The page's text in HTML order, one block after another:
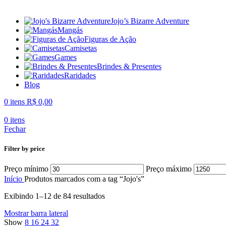
Jojo’s Bizarre Adventure
Mangás
Figuras de Ação
Camisetas
Games
Brindes & Presentes
Raridades
Blog
0 itens R$ 0,00
0 itens
Fechar
Filter by price
Preço mínimo Preço máximo
Início Produtos marcados com a tag “Jojo's”
Exibindo 1–12 de 84 resultados
Mostrar barra lateral
Show 8 16 24 32